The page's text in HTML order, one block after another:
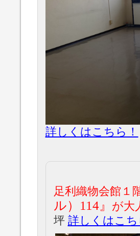
詳しくはこちら！
足利織物会館１
ル）114』 が大
坪 詳しくはこち